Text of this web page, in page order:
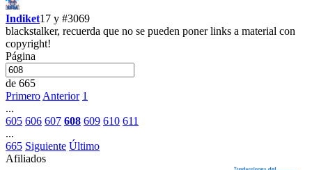
Indiket17 y #3069
blackstalker, recuerda que no se pueden poner links a material con
copyright!
Página
de 665
Primero Anterior 1
...
605 606 607 608 609 610 611
...
665 Siguiente Último
Afiliados